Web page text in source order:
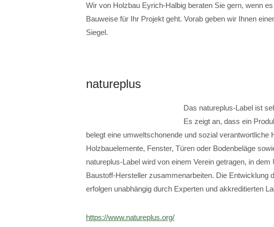
Wir von Holzbau Eyrich-Halbig beraten Sie gern, wenn
Bauweise für Ihr Projekt geht. Vorab geben wir Ihnen
Siegel.
natureplus
Das natureplus-Label ist
Es zeigt an, dass ein
belegt eine umweltschonende und sozial verantwortliche
Holzbauelemente, Fenster, Türen oder Bodenbeläge
natureplus-Label wird von einem Verein getragen, in
Baustoff-Hersteller zusammenarbeiten. Die Entwicklung
erfolgen unabhängig durch Experten und akkreditierten
https://www.natureplus.org/